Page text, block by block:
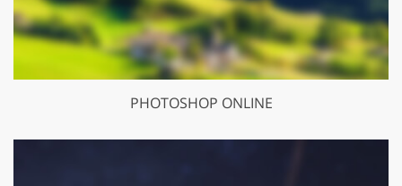
PHOTOSHOP ONLINE